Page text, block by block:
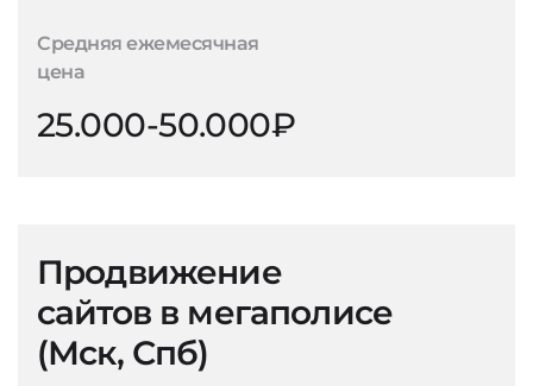
Средняя ежемесячная
цена
25.000-50.000₽
Продвижение
сайтов в мегаполисе
(Мск, Спб)